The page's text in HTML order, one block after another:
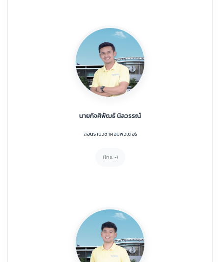
นายกิจศิพัฒธ์ นิลวรรณ์
สอนรายวิชาคอมพิวเตอร์
(โทร. -)